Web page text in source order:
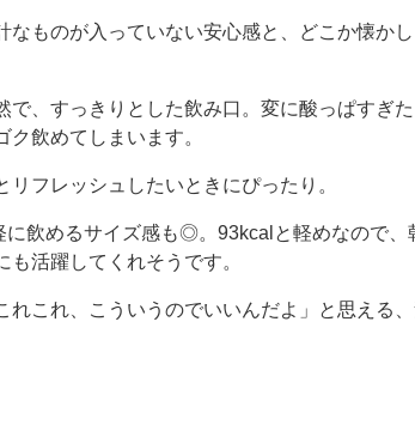
ものが入っていない安心感と、どこか懐か
、すっきりとした飲み口。変に酸っぱすぎ
飲めてしまいます。
フレッシュしたいときにぴったり。
飲めるサイズ感も◎。93kcalと軽めなので、
活躍してくれそうです。
これ、こういうのでいいんだよ」と思える